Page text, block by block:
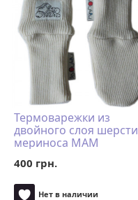
Термоварежки из
двойного слоя шерсти
мериноса MAM
50-68/74 однопалые,
натур)
400 грн.
Нет в наличии